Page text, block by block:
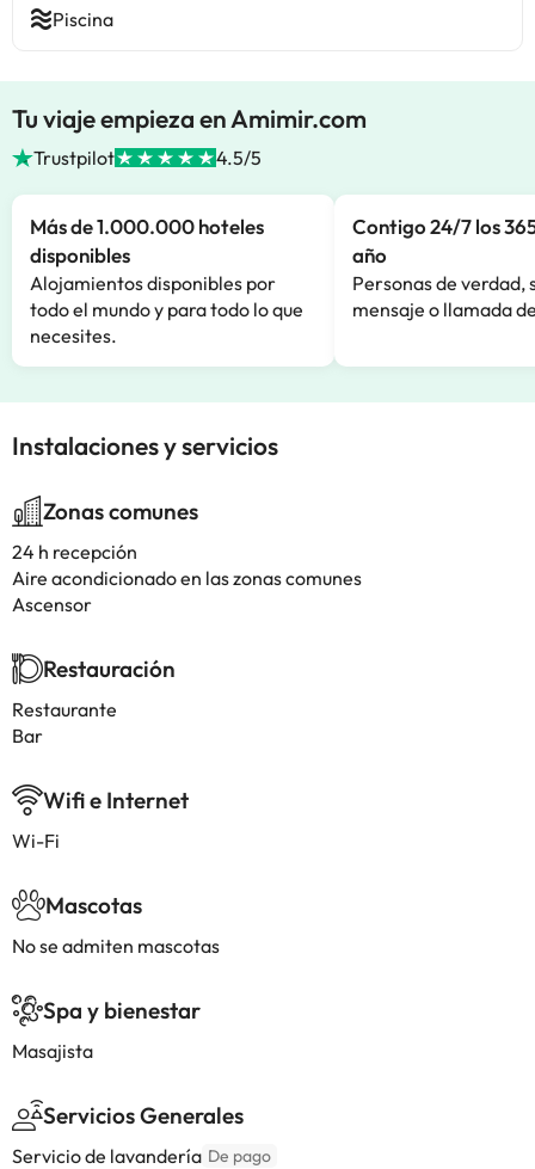
Piscina
Tu viaje empieza en Amimir.com
Trustpilot 4.5/5
Más de 1.000.000 hoteles
disponibles
Alojamientos disponibles por
todo el mundo y para todo lo que
necesites.
Contigo 24/7 los
año
Personas de verdad,
mensaje o llamada
Instalaciones y servicios
Zonas comunes
24 h recepción
Aire acondicionado en las zonas comunes
Ascensor
Restauración
Restaurante
Bar
Wifi e Internet
Wi-Fi
Mascotas
No se admiten mascotas
Spa y bienestar
Masajista
Servicios Generales
Servicio de lavandería De pago